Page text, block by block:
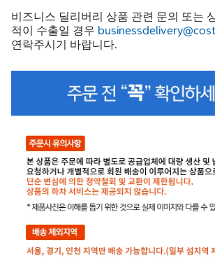
비즈니스 딜리버리 상품 관련 문의 또는
적이 수출일 경우
연락주시기 바랍니다.